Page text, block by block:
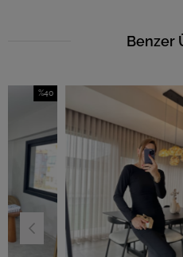
Benzer